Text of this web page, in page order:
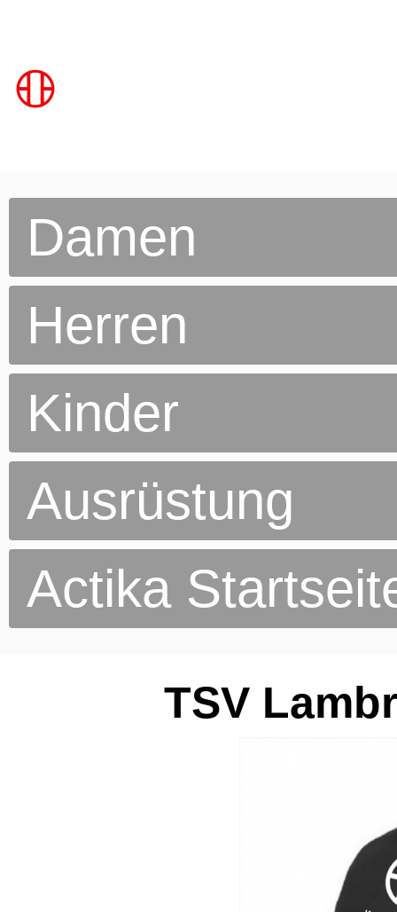
Damen
Herren
Kinder
Ausrüstung
Actika
TSV